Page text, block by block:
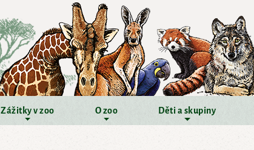
Zážitky v zoo O zoo Děti a skupiny